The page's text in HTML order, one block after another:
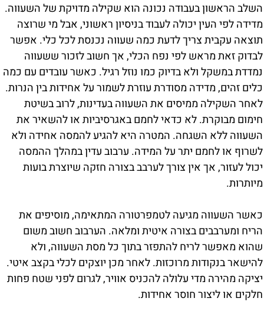
השלב הראשון בעבודה נכונה הוא שקילה מדויקת של השעווה.
מדידה לפי העין יכולה לעבוד בניסיון ראשוני, אבל מי שרוצה
תוצאה עקבית צריך לדעת כמה שעווה נכנסת לכל כלי. אפשר
לבדוק זאת מראש לפי נפח הכלי, אך חשוב לזכור ששעווה
נמדדת במשקל ולא בדיוק כמו נוזל רגיל. כאשר עובדים עם כמה
כלים זהים, מדידה מסודרת עוזרת לשמור על אחידות בין הנרות.
לאחר השקילה ממיסים את השעווה בעדינות, לרוב בשיטת
חימום מבוקרת. לא כדאי לחמם באגרסיביות או להשאיר את
השעווה ללא השגחה. המטרה היא להגיע להמסה אחידה ולא
לשרוף או לחמם יתר על המידה. ערבוב עדין במהלך ההמסה
יכול לעזור, אך אין צורך לערבב בצורה חזקה שיוצרת בועות
מיותרות.
כאשר השעווה מגיעה לטמפרטורה המתאימה, מוסיפים את
הריח ומערבבים בצורה איטית ומלאה. הערבוב חשוב משום
שהוא מאפשר לריח להתפזר בתוך כל מסת השעווה, ולא
להישאר בנקודות מרוכזות. לאחר מכן יוצקים לכלי בקצב איטי.
יציקה מהירה מדי עלולה להכניס אוויר, לגרום לפני שטח פחות
חלקים או ליצור חוסר אחידות.